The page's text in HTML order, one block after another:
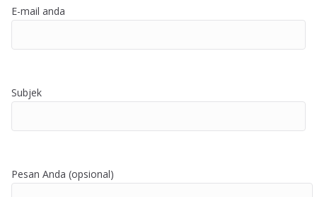
E-mail anda
Subjek
Pesan Anda (opsional)